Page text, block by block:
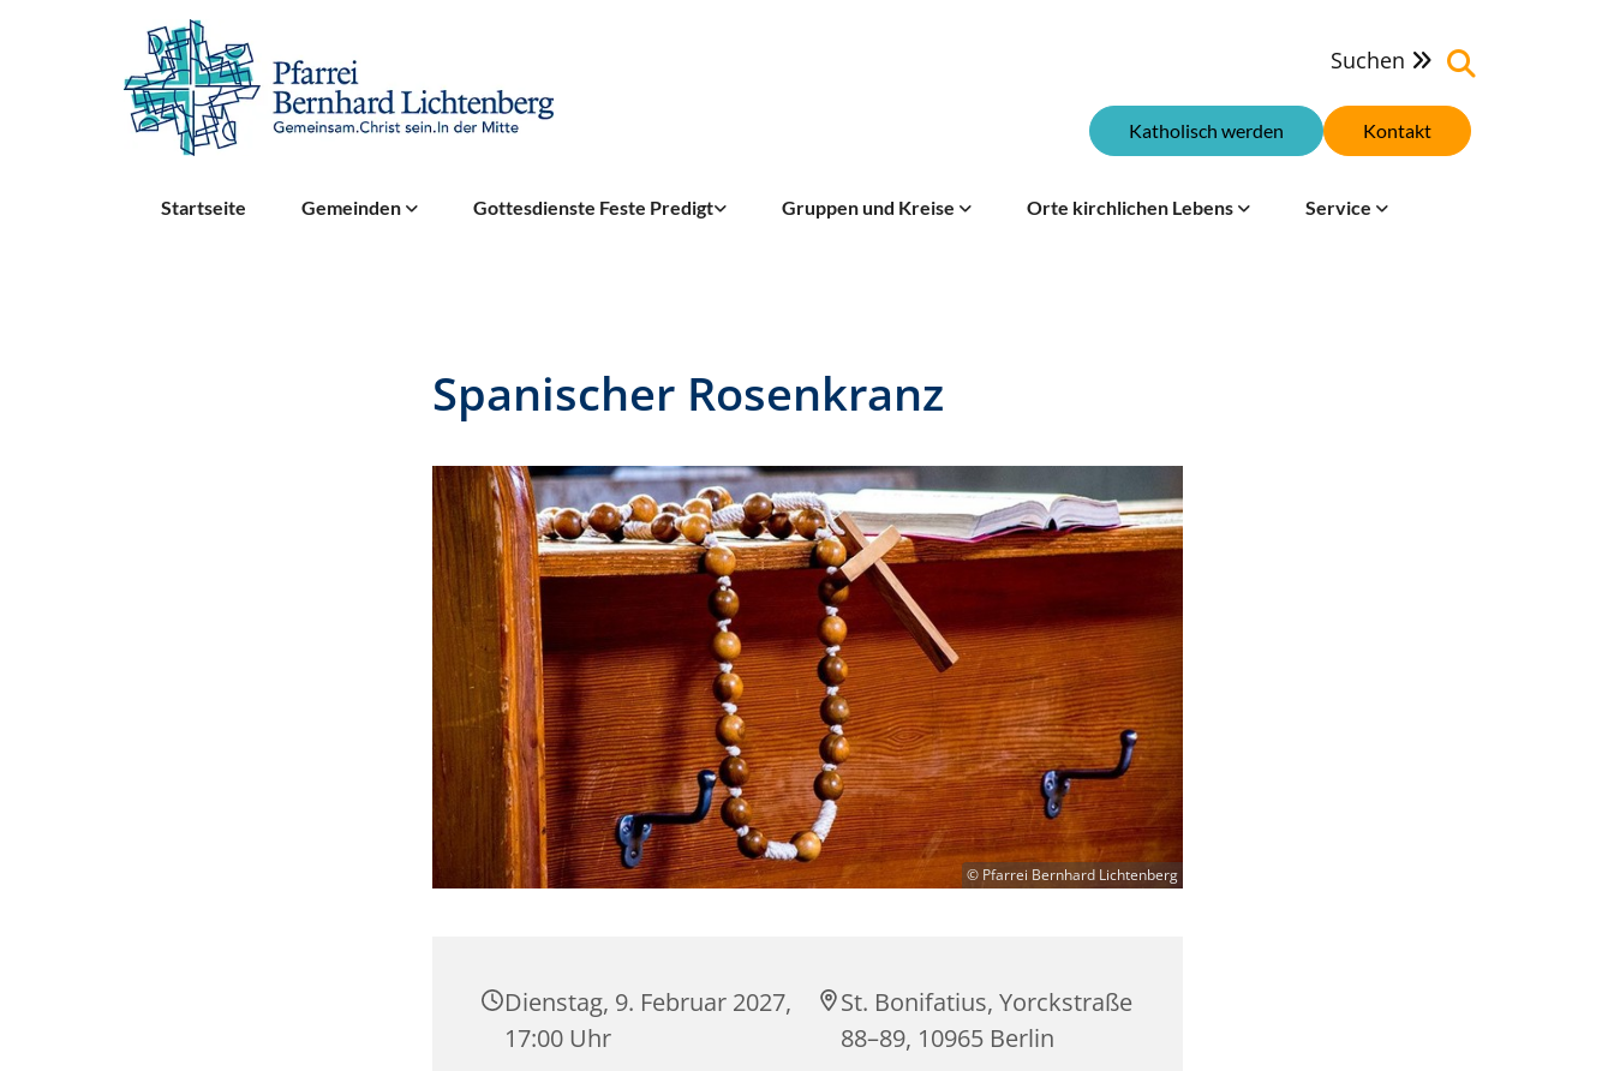
Suchen 
Kontakt
Katholisch werden
Startseite Gemeinden Gottesdienste Feste Predigt Gruppen und Kreise Orte kirchlichen Lebens Service
Spanischer Rosenkranz
© Pfarrei Bernhard Lichtenberg
Dienstag, 9. Februar 2027,
17:00 Uhr
St. Bonifatius, Yorckstraße
88–89, 10965 Berlin